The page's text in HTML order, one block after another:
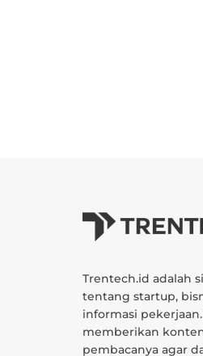
Trentech.id adalah
tentang startup,
informasi
memberikan
pembacanya agar